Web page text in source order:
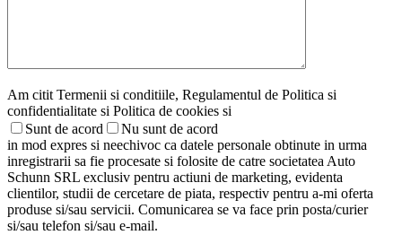
Am citit Termenii si conditiile, Regulamentul de Politica si
confidentialitate si Politica de cookies si
Sunt de acord
Nu sunt de acord
in mod expres si neechivoc ca datele personale obtinute in urma
inregistrarii sa fie procesate si folosite de catre societatea Auto
Schunn SRL exclusiv pentru actiuni de marketing, evidenta
clientilor, studii de cercetare de piata, respectiv pentru a-mi oferta
produse si/sau servicii. Comunicarea se va face prin posta/curier
si/sau telefon si/sau e-mail.